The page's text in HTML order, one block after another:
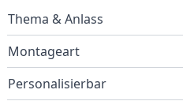
Thema & Anlass
Montageart
Personalisierbar